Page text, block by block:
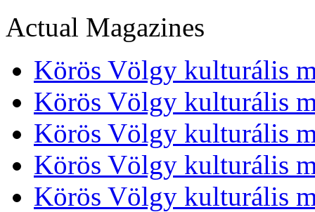
Actual Magazines
Körös Völgy kulturális
Körös Völgy kulturális
Körös Völgy kulturális
Körös Völgy kulturális
Körös Völgy kulturális